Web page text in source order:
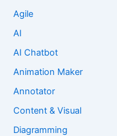
Agile
AI
AI Chatbot
Animation Maker
Annotator
Content & Visual
Diagramming